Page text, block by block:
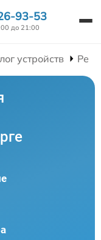
93-53
до 21:00
устройств